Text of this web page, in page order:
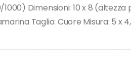
1000) Dimensioni: 10 x 8
Taglio: Cuore Misura: 5